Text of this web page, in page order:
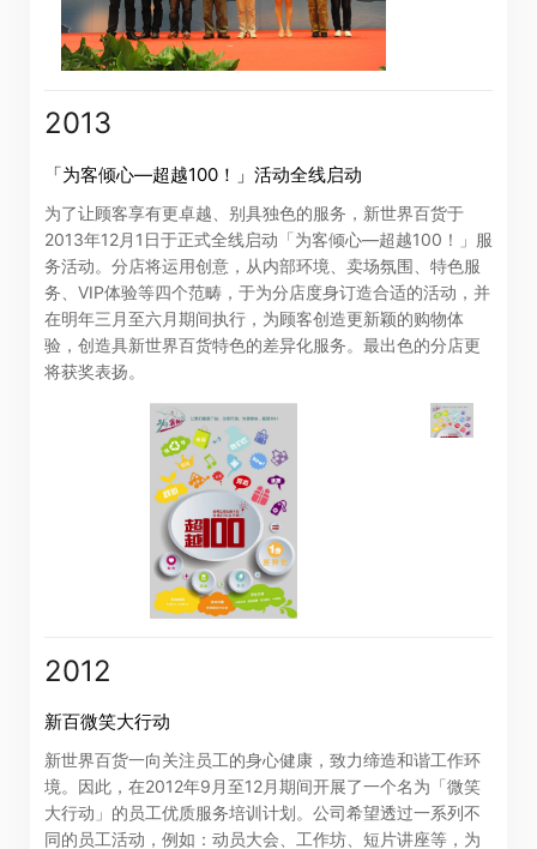
2013
「为客倾心—超越100！」活动全线启动
为了让顾客享有更卓越、别具独色的服务，新世界百货于
2013年12月1日于正式全线启动「为客倾心—超越100！」服
务活动。分店将运用创意，从内部环境、卖场氛围、特色服
务、VIP体验等四个范畴，于为分店度身订造合适的活动，并
在明年三月至六月期间执行，为顾客创造更新颖的购物体
验，创造具新世界百货特色的差异化服务。最出色的分店更
将获奖表扬。
2012
新百微笑大行动
新世界百货一向关注员工的身心健康，致力缔造和谐工作环
境。因此，在2012年9月至12月期间开展了一个名为「微笑
大行动」的员工优质服务培训计划。公司希望透过一系列不
同的员工活动，例如：动员大会、工作坊、短片讲座等，为
公告(补发已遗失股票)
国有限公司(「本公司」)的相关资讯。本公司概不负责及不
保证通过以下网站所提供的任何资讯或服务的完整性、准
确性或及时性。
阁下按「进入」按钮，即同意及明白本公司概不对以下网